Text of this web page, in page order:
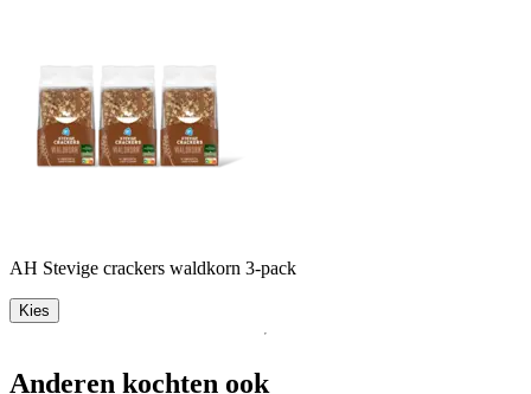
AH Stevige crackers waldkorn 3-pack
Kies
Anderen kochten ook